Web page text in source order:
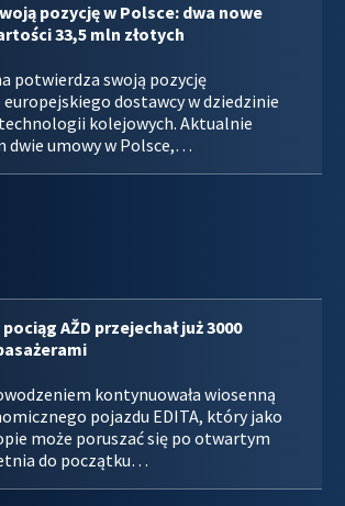
pozycję w Polsce: dwa nowe
33,5 mln złotych
potwierdza swoją pozycję
dostawcy w dziedzinie
kolejowych. Aktualnie
dwie umowy w Polsce,…
AŽD przejechał już 3000
kontynuowała wiosenną
pojazdu EDITA, który jako
może poruszać się po otwartym
do początku…